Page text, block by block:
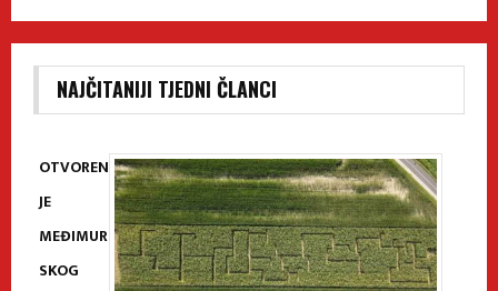
NAJČITANIJI TJEDNI ČLANCI
OTVOREN
JE
MEĐIMUR
SKOG